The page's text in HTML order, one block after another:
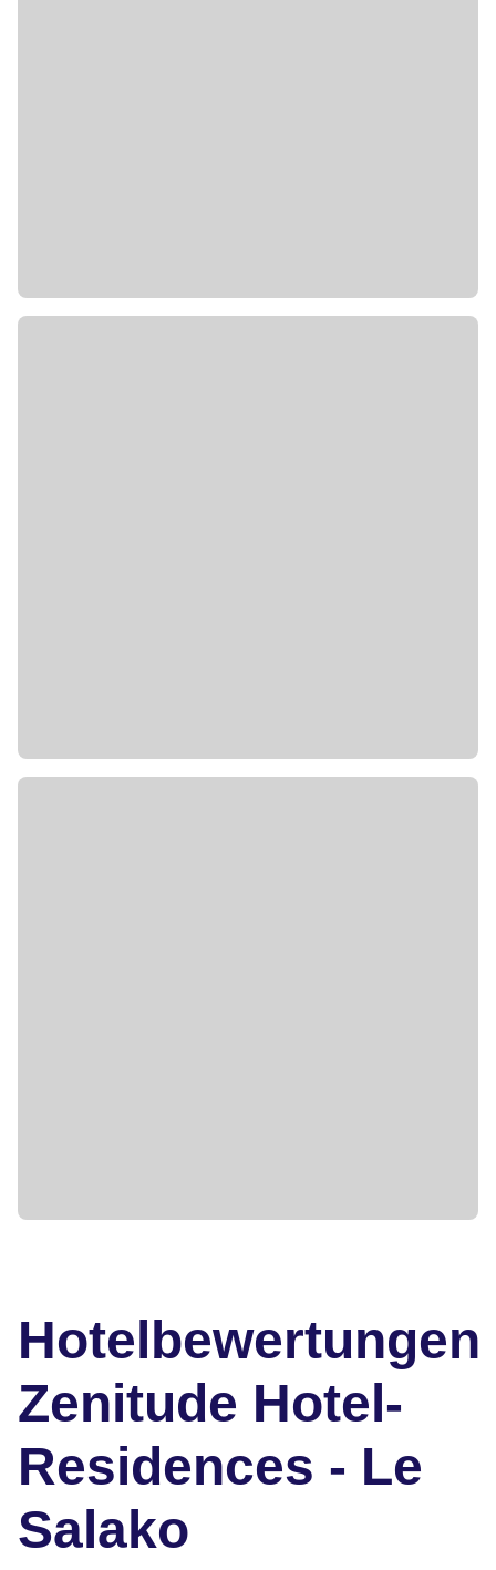
Hotelbewertungen
Zenitude Hotel-
Residences - Le
Salako